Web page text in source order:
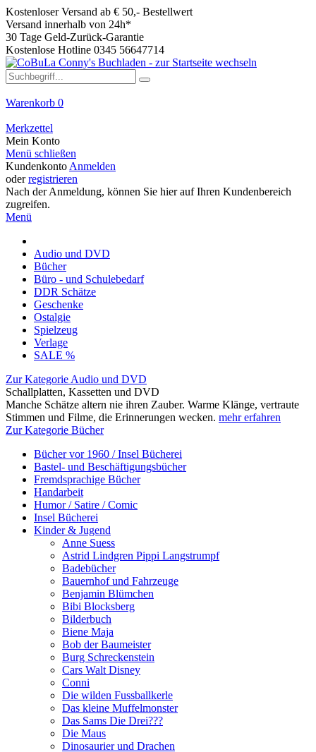
Kostenloser Versand ab € 50,- Bestellwert
Versand innerhalb von 24h*
30 Tage Geld-Zurück-Garantie
Kostenlose Hotline 0345 56647714
Warenkorb 0
Merkzettel
Mein Konto
Menü schließen
Kundenkonto Anmelden
oderregistrieren
Nach der Anmeldung, können Sie hier auf Ihren Kundenbereich
zugreifen.
Menü
Audio und DVD
Bücher
Büro - und Schulebedarf
DDR Schätze
Geschenke
Ostalgie
Spielzeug
Verlage
SALE %
Zur Kategorie Audio und DVD
Schallplatten, Kassetten und DVD
Manche Schätze altern nie ihren Zauber. Warme Klänge, vertraute
Stimmen und Filme, die Erinnerungen wecken. mehr erfahren
Zur Kategorie Bücher
Bücher vor 1960 / Insel Bücherei
Bastel- und Beschäftigungsbücher
Fremdsprachige Bücher
Handarbeit
Humor / Satire / Comic
Insel Bücherei
Kinder & Jugend
Anne Suess
Astrid Lindgren Pippi Langstrumpf
Badebücher
Bauernhof und Fahrzeuge
Benjamin Blümchen
Bibi Blocksberg
Bilderbuch
Biene Maja
Bob der Baumeister
Burg Schreckenstein
Cars Walt Disney
Conni
Die wilden Fussballkerle
Das kleine Muffelmonster
Das Sams Die Drei???
Die Maus
Dinosaurier und Drachen